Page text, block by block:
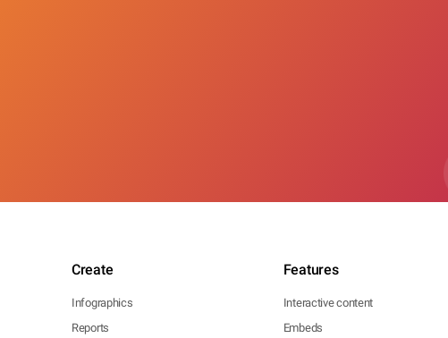
Create
Infographics
Reports
Features
Interactive content
Embeds